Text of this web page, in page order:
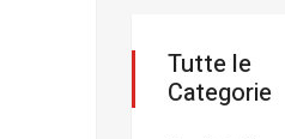
Tutte le
Categorie